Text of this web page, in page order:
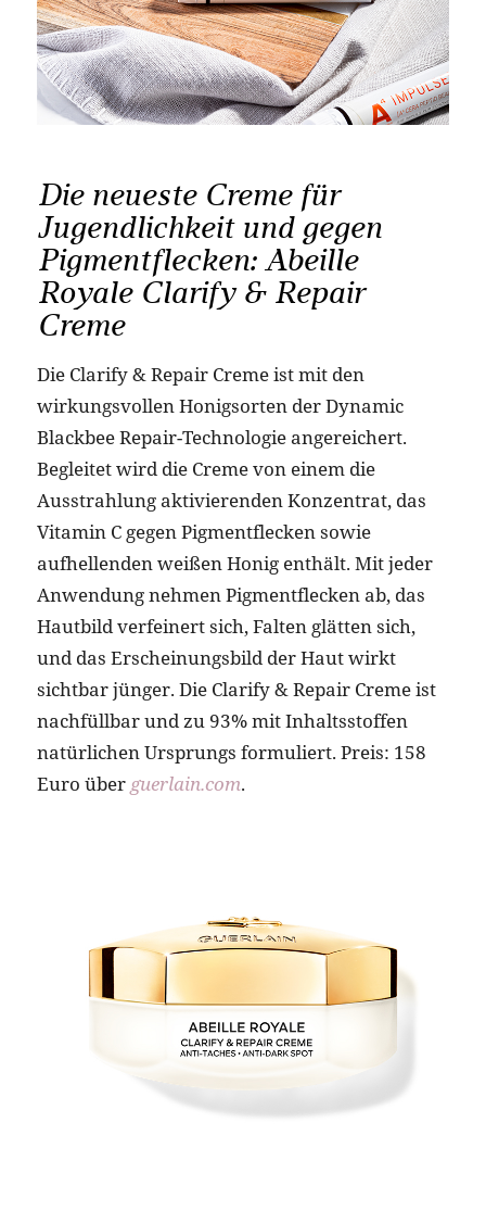
Die neueste Creme für
Jugendlichkeit und gegen
Pigmentflecken: Abeille
Royale Clarify & Repair
Creme
Die Clarify & Repair Creme ist mit den
wirkungsvollen Honigsorten der Dynamic
Blackbee Repair-Technologie angereichert.
Begleitet wird die Creme von einem die
Ausstrahlung aktivierenden Konzentrat, das
Vitamin C gegen Pigmentflecken sowie
aufhellenden weißen Honig enthält. Mit jeder
Anwendung nehmen Pigmentflecken ab, das
Hautbild verfeinert sich, Falten glätten sich,
und das Erscheinungsbild der Haut wirkt
sichtbar jünger. Die Clarify & Repair Creme ist
nachfüllbar und zu 93% mit Inhaltsstoffen
natürlichen Ursprungs formuliert. Preis: 158
Euro über guerlain.com.